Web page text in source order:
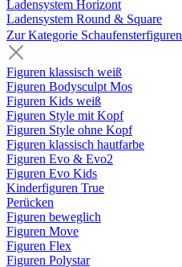
Ladensystem Horizont
Ladensystem Round & Square
Zur Kategorie Schaufenster­figuren
Figuren klassisch weiß
Figuren Bodysculpt Mos
Figuren Kids weiß
Figuren Style mit Kopf
Figuren Style ohne Kopf
Figuren klassisch hautfarbe
Figuren Evo & Evo2
Figuren Evo Kids
Kinderfiguren True
Perücken
Figuren beweglich
Figuren Move
Figuren Flex
Figuren Polystar